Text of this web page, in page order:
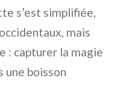
s’est simplifiée,
mais
: capturer la magie
une boisson